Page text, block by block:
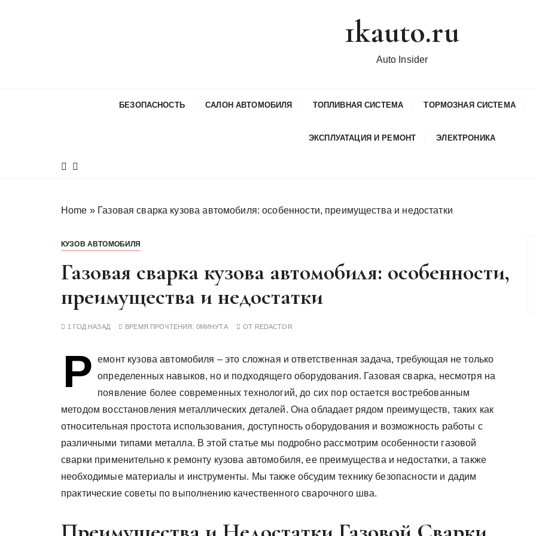
1kauto.ru
Auto Insider
БЕЗОПАСНОСТЬ САЛОН АВТОМОБИЛЯ ТОПЛИВНАЯ СИСТЕМА ТОРМОЗНАЯ СИСТЕМА
ЭКСПЛУАТАЦИЯ И РЕМОНТ ЭЛЕКТРОНИКА
Home » Газовая сварка кузова автомобиля: особенности, преимущества и недостатки
КУЗОВ АВТОМОБИЛЯ
Газовая сварка кузова автомобиля: особенности,
преимущества и недостатки
1 ГОД НАЗАД ВРЕМЯ ПРОЧТЕНИЯ: 0МИНУТА ОТ REDACTOR
Р емонт кузова автомобиля – это сложная и ответственная задача, требующая не только
определенных навыков, но и подходящего оборудования. Газовая сварка, несмотря на
появление более современных технологий, до сих пор остается востребованным
методом восстановления металлических деталей. Она обладает рядом преимуществ, таких как
относительная простота использования, доступность оборудования и возможность работы с
различными типами металла. В этой статье мы подробно рассмотрим особенности газовой
сварки применительно к ремонту кузова автомобиля, ее преимущества и недостатки, а также
необходимые материалы и инструменты. Мы также обсудим технику безопасности и дадим
практические советы по выполнению качественного сварочного шва.